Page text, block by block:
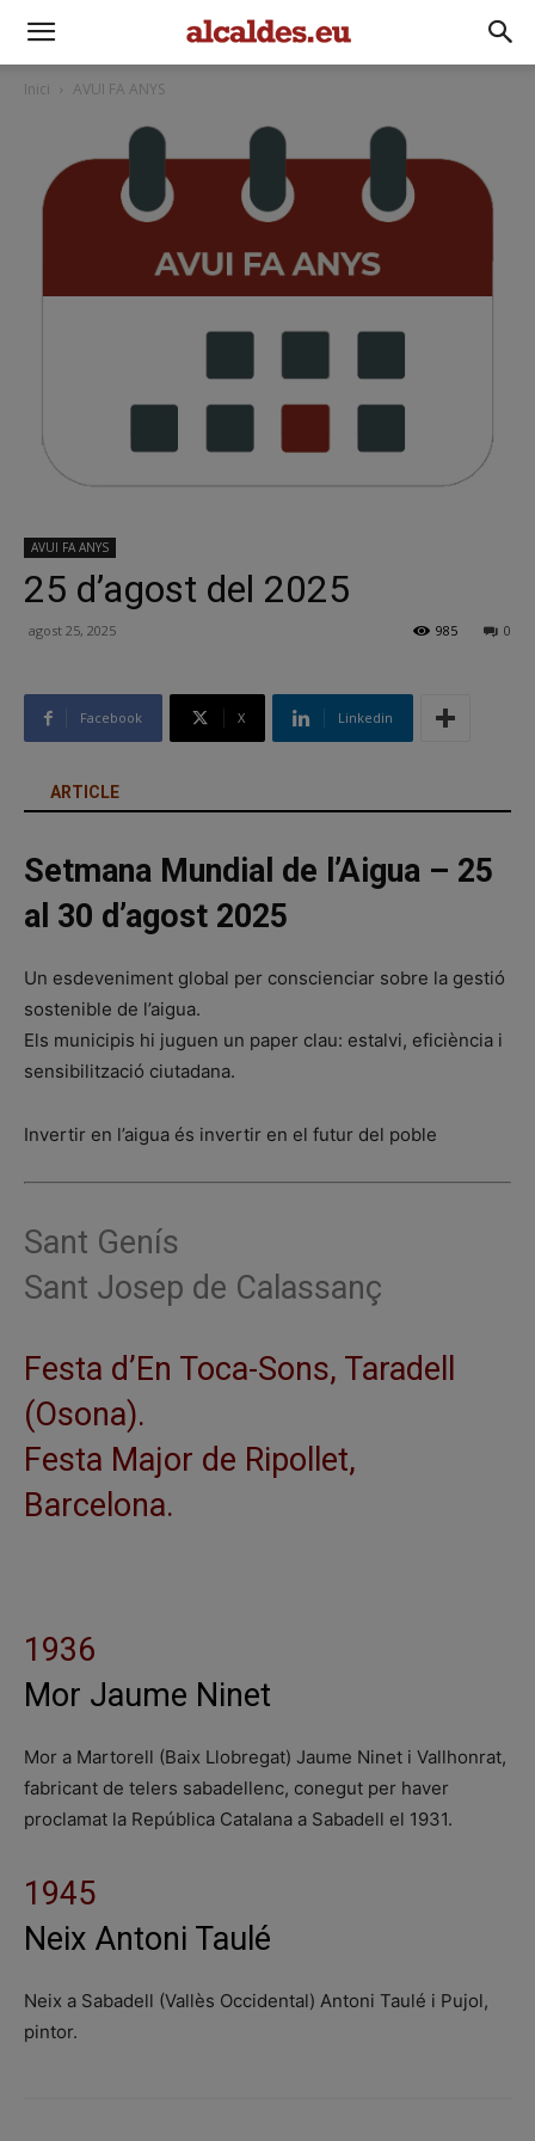
Inici AVUI FA ANYS
AVUI FA ANYS
25 d’agost del 2025
agost 25, 2025 0
985
Facebook X Linkedin
ARTICLE
Setmana Mundial de l’Aigua – 25
al 30 d’agost 2025
Un esdeveniment global per conscienciar sobre la gestió
sostenible de l’aigua.
Els municipis hi juguen un paper clau: estalvi, eficiència i
sensibilització ciutadana.
Invertir en l’aigua és invertir en el futur del poble
Sant Genís
Sant Josep de Calassanç
Festa d’En Toca-Sons, Taradell
(Osona).
Festa Major de Ripollet,
Barcelona.
1936
Mor Jaume Ninet
Mor a Martorell (Baix Llobregat) Jaume Ninet i Vallhonrat,
fabricant de telers sabadellenc, conegut per haver
proclamat la República Catalana a Sabadell el 1931.
1945
Neix Antoni Taulé
Neix a Sabadell (Vallès Occidental) Antoni Taulé i Pujol,
pintor.